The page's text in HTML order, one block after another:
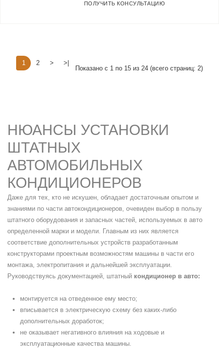
ПОЛУЧИТЬ КОНСУЛЬТАЦИЮ
1 2 > >|
Показано с 1 по 15 из 24 (всего страниц: 2)
НЮАНСЫ УСТАНОВКИ
ШТАТНЫХ
АВТОМОБИЛЬНЫХ
КОНДИЦИОНЕРОВ
Даже для тех, кто не искушен, обладает достаточным опытом и
знаниями по части автокондиционеров, очевиден выбор в пользу
штатного оборудования и запасных частей, используемых в авто
определенной марки и модели. Главным из них является
соответствие дополнительных устройств разработанным
конструкторами проектным возможностям машины в части его
монтажа, электропитания и дальнейшей эксплуатации.
Руководствуясь документацией, штатный кондиционер в авто:
монтируется на отведенное ему место;
вписывается в электрическую схему без каких-либо
дополнительных доработок;
не оказывает негативного влияния на ходовые и
эксплуатационные качества машины.